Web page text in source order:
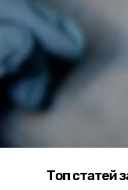
Топ статей